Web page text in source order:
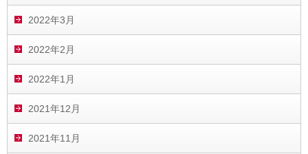
2022年3月
2022年2月
2022年1月
2021年12月
2021年11月